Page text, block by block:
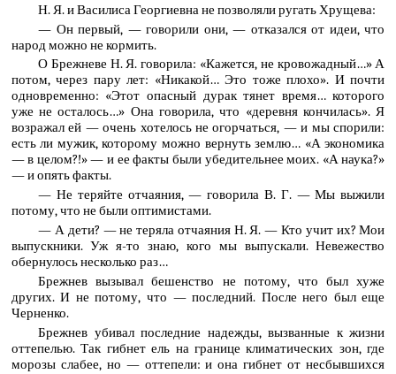
Н. Я. и Василиса Георгиевна не позволяли ругать Хрущева:
— Он первый, — говорили они, — отказался от идеи, что
народ можно не кормить.
О Брежневе Н. Я. говорила: «Кажется, не кровожадный…» А
потом, через пару лет: «Никакой… Это тоже плохо». И почти
одновременно: «Этот опасный дурак тянет время… которого
уже не осталось…» Она говорила, что «деревня кончилась». Я
возражал ей — очень хотелось не огорчаться, — и мы спорили:
есть ли мужик, которому можно вернуть землю… «А экономика
— в целом?!» — и ее факты были убедительнее моих. «А наука?»
— и опять факты.
— Не теряйте отчаяния, — говорила В. Г. — Мы выжили
потому, что не были оптимистами.
— А дети? — не теряла отчаяния Н. Я. — Кто учит их? Мои
выпускники. Уж я-то знаю, кого мы выпускали. Невежество
обернулось несколько раз…
Брежнев вызывал бешенство не потому, что был хуже
других. И не потому, что — последний. После него был еще
Черненко.
Брежнев убивал последние надежды, вызванные к жизни
оттепелью. Так гибнет ель на границе климатических зон, где
морозы слабее, но — оттепели: и она гибнет от несбывшихся